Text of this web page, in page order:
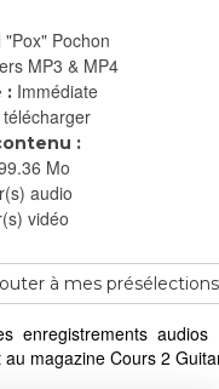
"Pox" Pochon
MP3 & MP4
: Immédiate
télécharger
:
Mo
audio
vidéo
à mes présélections
enregistrements audios
magazine Cours 2